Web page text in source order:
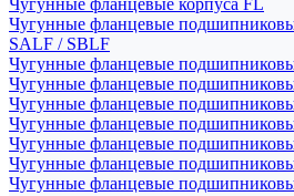
Чугунные фланцевые корпуса FL
Чугунные фланцевые
SALF / SBLF
Чугунные фланцевые
Чугунные фланцевые
Чугунные фланцевые
Чугунные фланцевые
Чугунные фланцевые
Чугунные фланцевые
Чугунные фланцевые